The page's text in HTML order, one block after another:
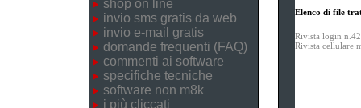
shop on line
invio sms gratis da web
invio e-mail gratis
domande frequenti (FAQ)
commenti ai software
specifiche tecniche
software non m8k
i più cliccati
Elenco di file
Rivista login
Rivista cellulare